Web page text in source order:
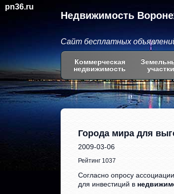
pn36.ru
Недвижимость
Сайт бесплатных
Коммерческая
недвижимость
участки
Города мира для
2009-03-06
Рейтинг 1037
Согласно опросу
для инвестиций в